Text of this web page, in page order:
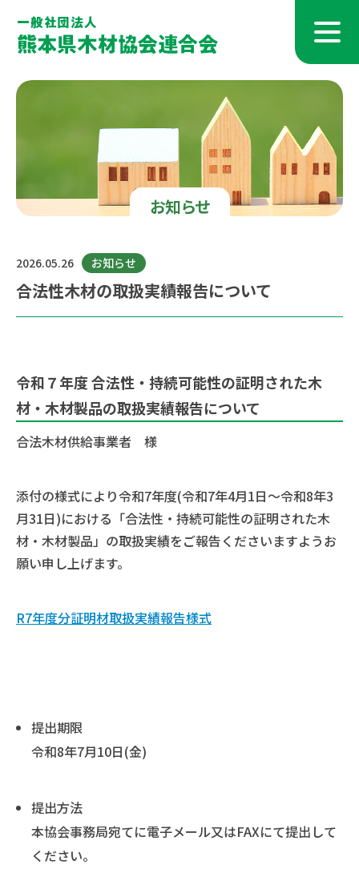
お知らせ
2026.05.26 お知らせ
合法性木材の取扱実績報告について
令和７年度 合法性・持続可能性の証明された木
材・木材製品の取扱実績報告について
合法木材供給事業者 様
添付の様式により令和7年度(令和7年4月1日～令和8年3
月31日)における「合法性・持続可能性の証明された木
材・木材製品」の取扱実績をご報告くださいますようお
願い申し上げます。
R7年度分証明材取扱実績報告様式
提出期限
令和8年7月10日(金)
提出方法
本協会事務局宛てに電子メール又はFAXにて提出して
ください。